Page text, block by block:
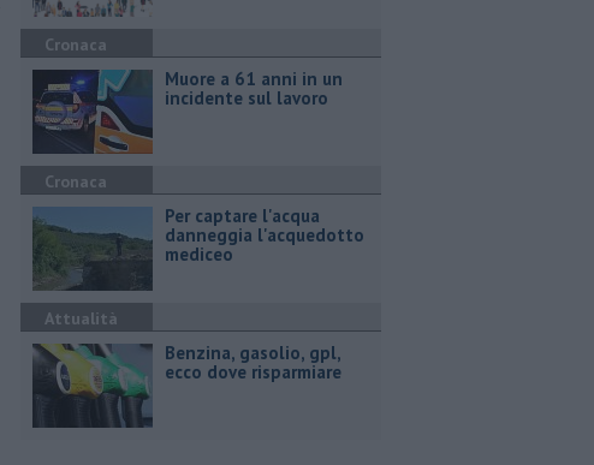
Cronaca
Muore a 61 anni in un
incidente sul lavoro
Cronaca
Per captare l'acqua
danneggia l'acquedotto
mediceo
Attualità
​Benzina, gasolio, gpl,
ecco dove risparmiare